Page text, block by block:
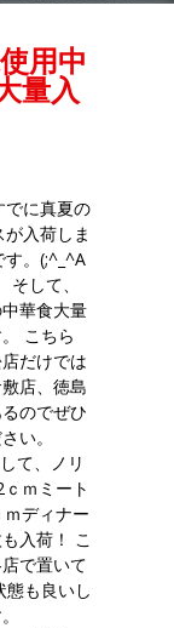
用中
量入
でに真夏の
入荷しま
す。(;^_^A
て、
華食大量
こちら
だけでは
店、徳島
のでぜひ
い。
、ノリ
ｍミート
ｍディナー
入荷！ こ
で置いて
態も良いし
。